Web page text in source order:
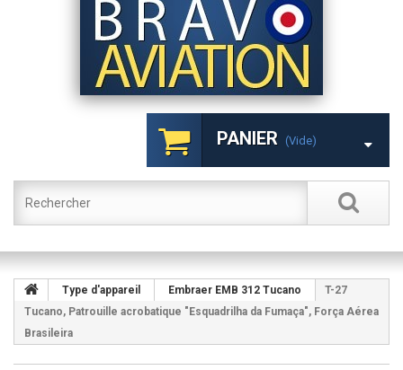
PANIER (vide)
Type d'appareil Embraer EMB 312 Tucano
T-27
Tucano, Patrouille acrobatique "Esquadrilha da Fumaça", Força Aérea
Brasileira